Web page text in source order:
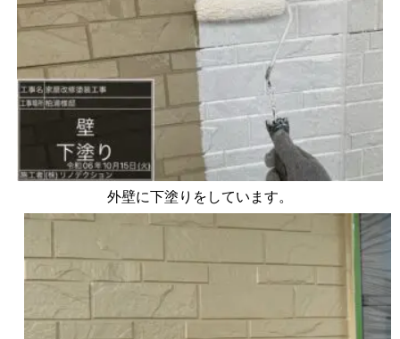
外壁に下塗りをしています。